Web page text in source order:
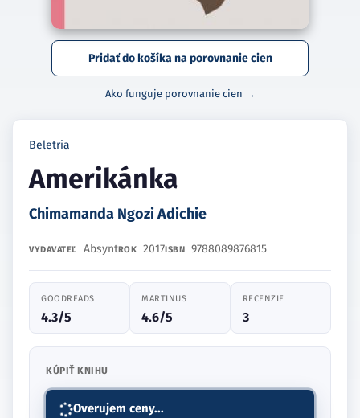
Pridať do košíka na porovnanie cien
Ako funguje porovnanie cien →
Beletria
Amerikánka
Chimamanda Ngozi Adichie
VYDAVATEĽ AbsyntROK 2017ISBN 9788089876815
GOODREADS
4.3/5
MARTINUS
4.6/5
RECENZIE
3
KÚPIŤ KNIHU
Overujem ceny...